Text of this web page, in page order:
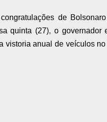
de
quinta (27), o governador
vistoria anual de veículos